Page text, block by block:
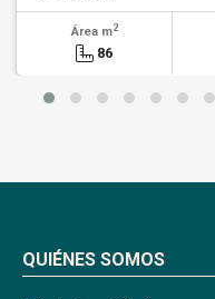
Área m2
86
QUIÉNES SOMOS